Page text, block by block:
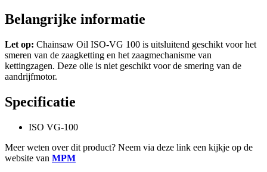
Belangrijke informatie
Let op: Chainsaw Oil ISO-VG 100 is uitsluitend geschikt voor het
smeren van de zaagketting en het zaagmechanisme van
kettingzagen. Deze olie is niet geschikt voor de smering van de
aandrijfmotor.
Specificatie
ISO VG-100
Meer weten over dit product? Neem via deze link een kijkje op de
website van MPM